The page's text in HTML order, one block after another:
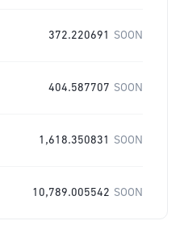
372.220691 SOON
404.587707 SOON
1,618.350831 SOON
10,789.005542 SOON